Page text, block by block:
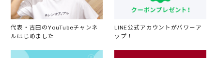
代表・吉田のYouTubeチャンネ
ルはじめました
LINE公式アカウントがパワーア
ップ！